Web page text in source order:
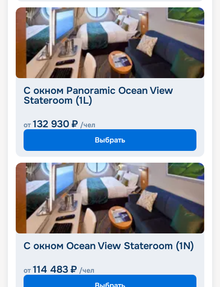
С окном Panoramic Ocean View
Stateroom (1L)
от 132 930 ₽ /чел
Выбрать
С окном Ocean View Stateroom (1N)
от 114 483 ₽ /чел